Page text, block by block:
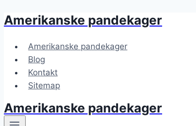
Fortsæt
indhold
Amerikanske pandekager
Amerikanske pandekager
Blog
Kontakt
Sitemap
Amerikanske pandekager